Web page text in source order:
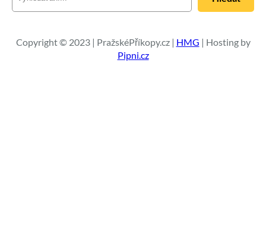
e
a
t
Copyright © 2023 | PražskéPříkopy.cz | HMG | Hosting by
Pipni.cz